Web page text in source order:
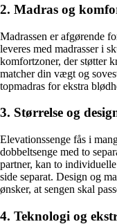
2. Madras og
Madrassen er afgørende
leveres med madrasser i
komfortzoner, der støtter
matcher din vægt og
topmadras for ekstra
3. Størrelse og
Elevationssenge fås i
dobbeltsenge med to
partner, kan to
side separat. Design og
ønsker, at sengen skal
4. Teknologi og